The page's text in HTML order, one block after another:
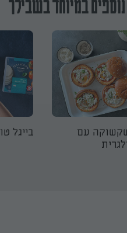
במיוחד בשבילך
עם
בייגל